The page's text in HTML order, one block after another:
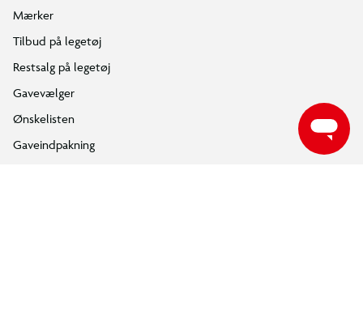
Arranger i forskellige stillinger
Mærker
Tilbud på legetøj
Restsalg på legetøj
Gavevælger
Ønskelisten
Gaveindpakning